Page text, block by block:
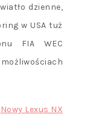
dzienne,
w USA tuż
FIA WEC
Nowy Lexus NX